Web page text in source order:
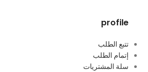
profile
تتبع الطلب
إتمام الطلب
سلة المشتريات